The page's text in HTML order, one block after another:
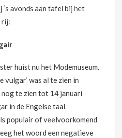
avonds aan tafel bij het
rij:
huist nu het Modemuseum.
vulgar’ was al te zien in
nog te zien tot 14 januari
in de Engelse taal
populair of veelvoorkomend
het woord een negatieve